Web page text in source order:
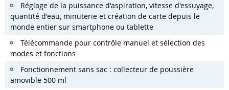
Réglage de la puissance d'aspiration, vitesse d'essuyage,
quantité d'eau, minuterie et création de carte depuis le
monde entier sur smartphone ou tablette
Télécommande pour contrôle manuel et sélection des
modes et fonctions
Fonctionnement sans sac : collecteur de poussière
amovible 500 ml